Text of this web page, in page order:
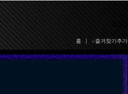
홈 ☆즐겨찾기추가